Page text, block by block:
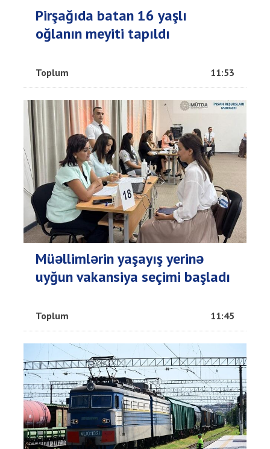
Pirşağıda batan 16 yaşlı
oğlanın meyiti tapıldı
Toplum 11:53
Müəllimlərin yaşayış yerinə
uyğun vakansiya seçimi başladı
Toplum 11:45